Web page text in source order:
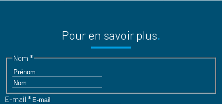
Pour en savoir plus
Nom *
Nom
E-mail *